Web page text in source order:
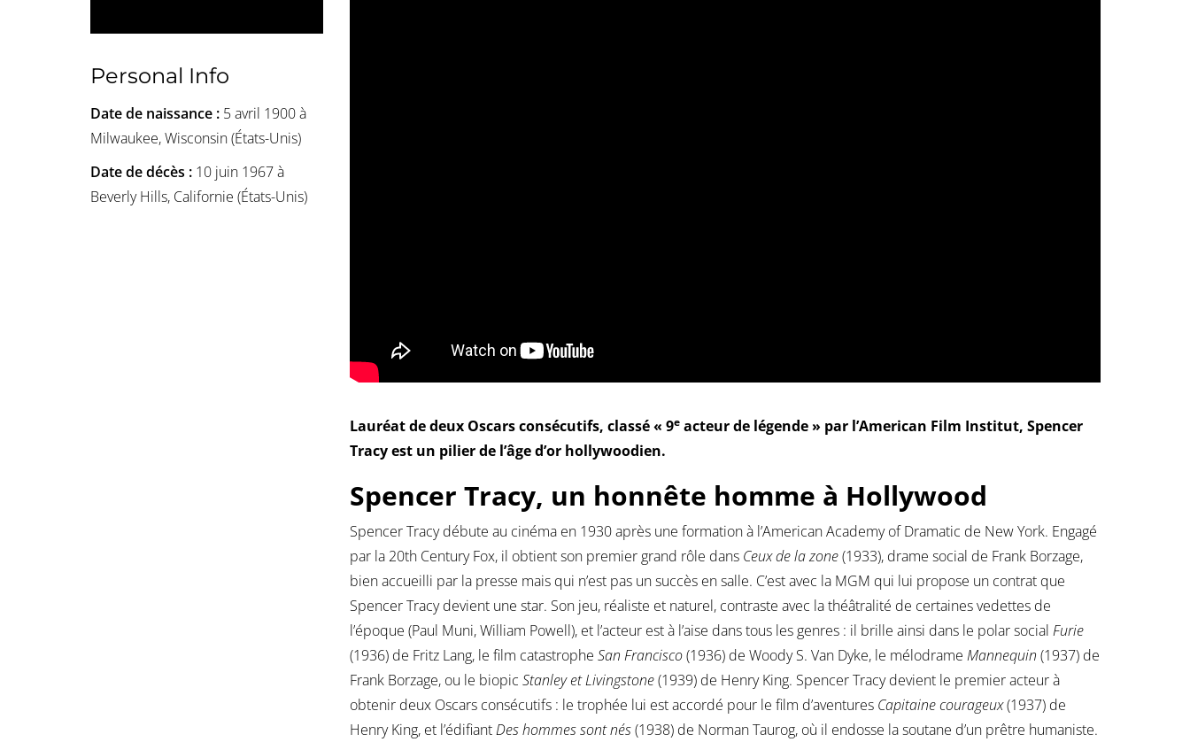
Personal Info
Date de naissance : 5 avril 1900 à
Milwaukee, Wisconsin (États-Unis)
Date de décès : 10 juin 1967 à
Beverly Hills, Californie (États-Unis)
Lauréat de deux Oscars consécutifs, classé « 9e acteur de légende » par l’American Film Institut, Spencer
Tracy est un pilier de l’âge d’or hollywoodien.
Spencer Tracy, un honnête homme à Hollywood
Spencer Tracy débute au cinéma en 1930 après une formation à l’American Academy of Dramatic de New York. Engagé
par la 20th Century Fox, il obtient son premier grand rôle dans Ceux de la zone(1933), drame social de Frank Borzage,
bien accueilli par la presse mais qui n’est pas un succès en salle. C’est avec la MGM qui lui propose un contrat que
Spencer Tracy devient une star. Son jeu, réaliste et naturel, contraste avec la théâtralité de certaines vedettes de
l’époque (Paul Muni, William Powell), et l’acteur est à l’aise dans tous les genres : il brille ainsi dans le polar social Furie
(1936) de Fritz Lang, le film catastrophe San Francisco(1936) de Woody S. Van Dyke, le mélodrame Mannequin (1937) de
Frank Borzage, ou le biopic Stanley et Livingstone(1939) de Henry King. Spencer Tracy devient le premier acteur à
obtenir deux Oscars consécutifs : le trophée lui est accordé pour le film d’aventures Capitaine courageux(1937) de
Henry King, et l’édifiantDes hommes sont nés(1938) de Norman Taurog, où il endosse la soutane d’un prêtre humaniste.